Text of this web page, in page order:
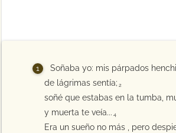
Soñaba yo: mis párpados
de lágrimas sentía; 2
soñé que estabas en la tumba,
y muerta te veía... 4
Era un sueño no más , pero